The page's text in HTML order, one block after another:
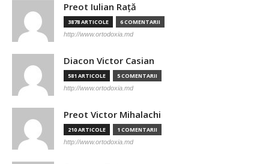
Preot Iulian Raţă
3878 ARTICOLE 6 COMENTARII
http://www.ortodoxia.md
Diacon Victor Casian
581 ARTICOLE 5 COMENTARII
http://www.ortodoxia.md
Preot Victor Mihalachi
210 ARTICOLE 1 COMENTARII
http://www.ortodoxia.md